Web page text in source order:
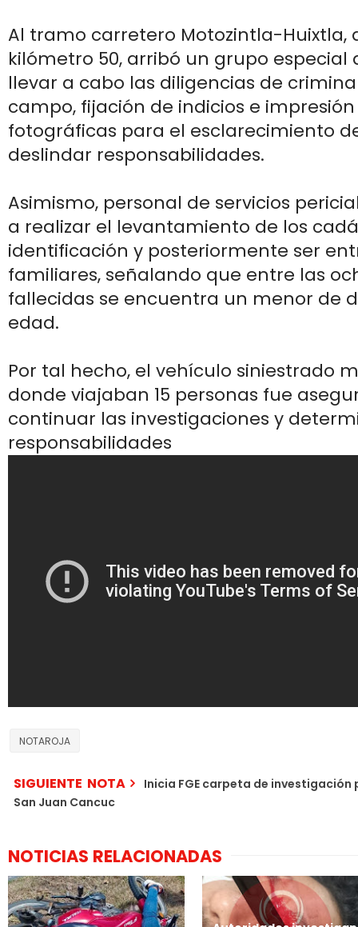
Al tramo carretero Motozintla-Huixtla,
kilómetro 50, arribó un grupo especial
llevar a cabo las diligencias de
campo, fijación de indicios e
fotográficas para el esclarecimiento
deslindar responsabilidades.
Asimismo, personal de servicios
a realizar el levantamiento de los
identificación y posteriormente ser
familiares, señalando que entre las
fallecidas se encuentra un menor de
edad.
Por tal hecho, el vehículo siniestrado
donde viajaban 15 personas fue
continuar las investigaciones y
responsabilidades
NOTAROJA
SIGUIENTE NOTA
Inicia FGE carpeta de investigación
San Juan Cancuc
NOTICIAS RELACIONADAS